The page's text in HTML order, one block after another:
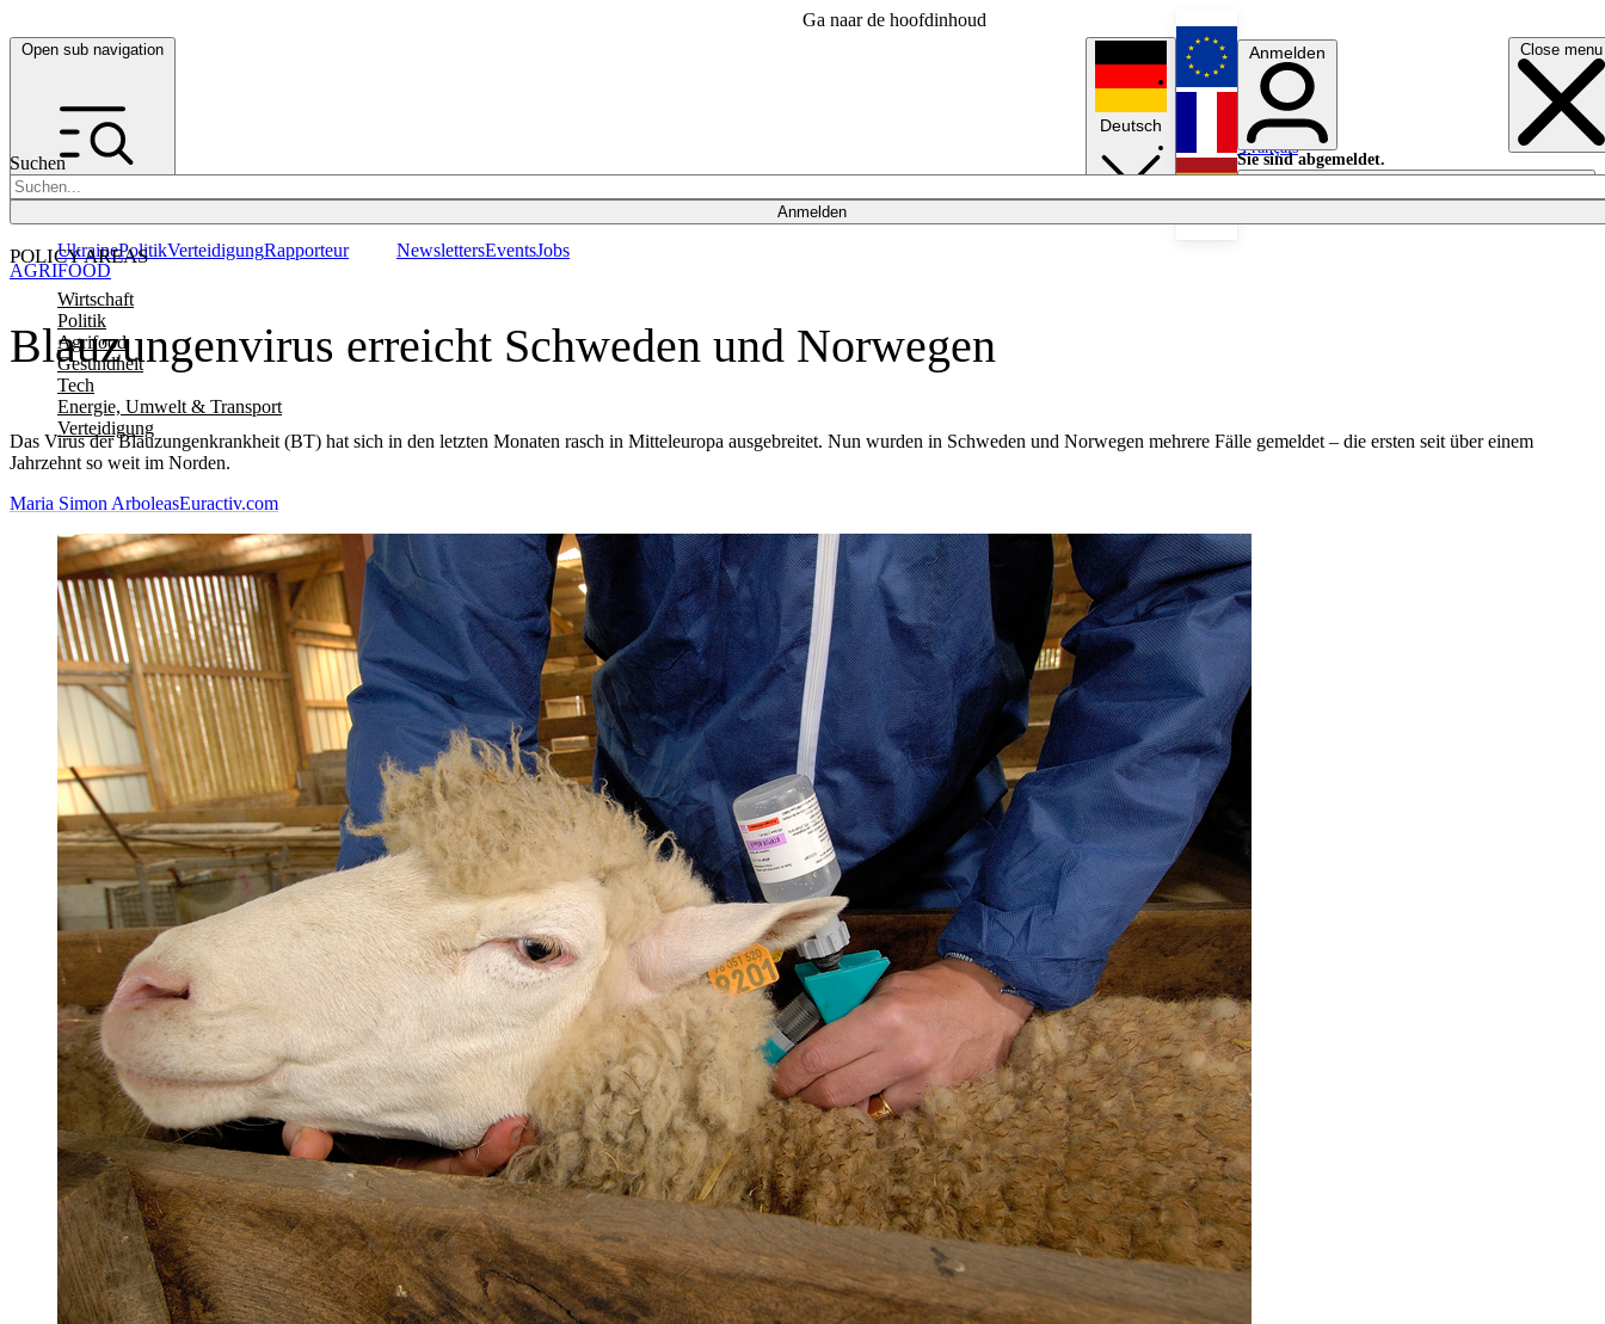
Ga naar de hoofdinhoud
Open sub navigation Close menu
Suchen
Anmelden
POLICY AREAS
Wirtschaft
Politik
Agrifood
Gesundheit
Tech
Energie, Umwelt & Transport
Verteidigung
UkrainePolitikVerteidigungRapporteur NewslettersEventsJobs
Deutsch
English
Français
Anmelden
Sie sind abgemeldet.
Anmelden
Licht aus
Blauzungenvirus erreicht Schweden und Norwegen
Das Virus der Blauzungenkrankheit (BT) hat sich in den letzten Monaten rasch in Mitteleuropa ausgebreitet. Nun wurden in Schweden und Norwegen mehrere Fälle gemeldet – die ersten seit über einem
Jahrzehnt so weit im Norden.
AGRIFOOD
Maria Simon ArboleasEuractiv.com